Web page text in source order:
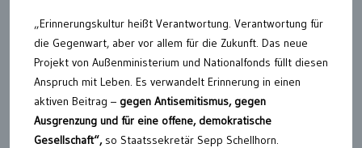
„Erinnerungskultur heißt Verantwortung. Verantwortung für
die Gegenwart, aber vor allem für die Zukunft. Das neue
Projekt von Außenministerium und Nationalfonds füllt diesen
Anspruch mit Leben. Es verwandelt Erinnerung in einen
aktiven Beitrag – gegen Antisemitismus, gegen
Ausgrenzung und für eine offene, demokratische
Gesellschaft“, so Staatssekretär Sepp Schellhorn.